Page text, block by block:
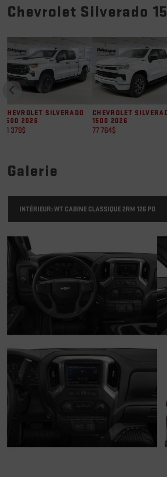
Chevrolet Silverado
CHEVROLET SILVERADO
1500 2026
77 764
CHEVROLET
1500 2026
80 574
Galerie
INTÉRIEUR:WT CABINE CLASSIQUE 2RM 126 PO